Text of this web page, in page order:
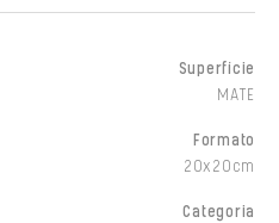
Superfície
MATE
Formato
20x20cm
Categoria